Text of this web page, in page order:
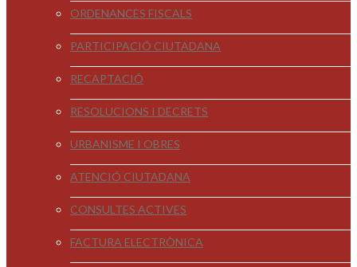
ORDENANCES FISCALS
PARTICIPACIÓ CIUTADANA
RECAPTACIÓ
RESOLUCIONS I DECRETS
URBANISME I OBRES
ATENCIÓ CIUTADANA
CONSULTES ACTIVES
FACTURA ELECTRÒNICA